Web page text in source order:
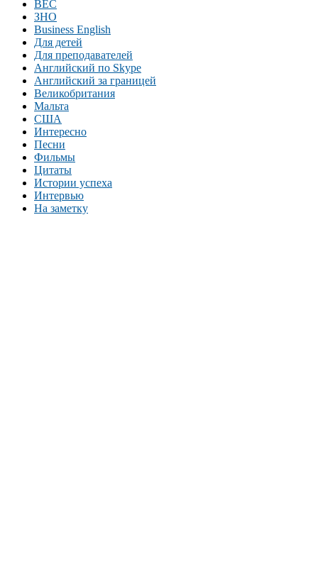
BEC
ЗНО
Business English
Для детей
Для преподавателей
Английский по Skype
Английский за границей
Великобритания
Мальта
США
Интересно
Песни
Фильмы
Цитаты
Истории успеха
Интервью
На заметку